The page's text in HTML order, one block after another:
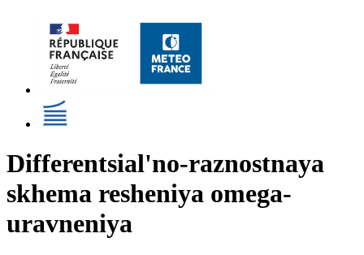
Differentsial'no-raznostnaya
skhema resheniya omega-
uravneniya